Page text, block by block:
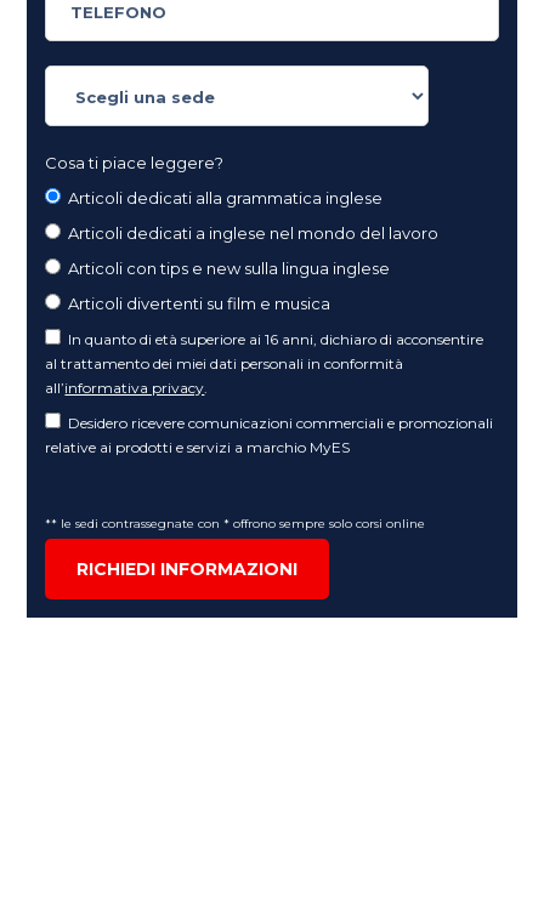
Cosa ti piace leggere?
Articoli dedicati alla grammatica inglese
Articoli dedicati a inglese nel mondo del lavoro
Articoli con tips e new sulla lingua inglese
Articoli divertenti su film e musica
In quanto di età superiore ai 16 anni, dichiaro di acconsentire
al trattamento dei miei dati personali in conformità
all’informativa privacy
Desidero ricevere comunicazioni commerciali e promozionali
relative ai prodotti e servizi a marchio MyES
** le sedi contrassegnate con * offrono sempre solo corsi online
RICHIEDI INFORMAZIONI